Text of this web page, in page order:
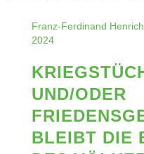
Franz-Ferdinand Henrich
2024
UND/ODER
BLEIBT DIE